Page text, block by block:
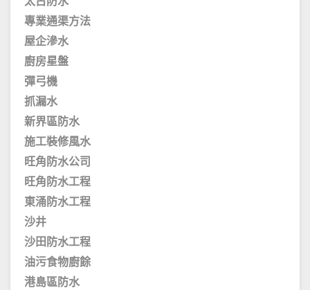
專業通渠方法
屋企滲水
廚房星盤
彈弓機
抓漏水
新界區防水
施工裝修風水
旺角防水公司
旺角防水工程
東涌防水工程
沙井
沙田防水工程
油污食物廚餘
港島區防水